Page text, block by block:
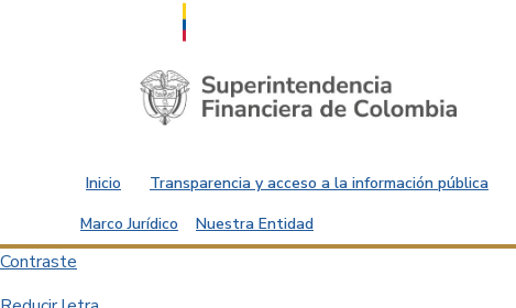
Saltar al contenido principal
Inicio Transparencia y acceso a la información pública
Marco Jurídico
Nuestra Entidad
Contraste